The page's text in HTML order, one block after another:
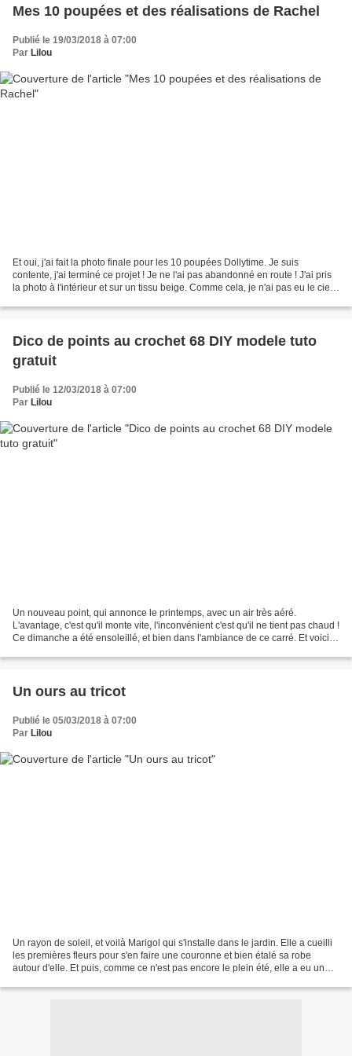
Mes 10 poupées et des réalisations de Rachel
Publié le 19/03/2018 à 07:00
Par Lilou
Et oui, j'ai fait la photo finale pour les 10 poupées Dollytime. Je suis
contente, j'ai terminé ce projet ! Je ne l'ai pas abandonné en route ! J'ai pris
la photo à l'intérieur et sur un tissu beige. Comme cela, je n'ai pas eu le ciel
Dico de points au crochet 68 DIY modele tuto
gratuit
Publié le 12/03/2018 à 07:00
Par Lilou
Un nouveau point, qui annonce le printemps, avec un air très aéré.
L'avantage, c'est qu'il monte vite, l'inconvénient c'est qu'il ne tient pas chaud !
Ce dimanche a été ensoleillé, et bien dans l'ambiance de ce carré. Et voici
Un ours au tricot
Publié le 05/03/2018 à 07:00
Par Lilou
Un rayon de soleil, et voilà Marigol qui s'installe dans le jardin. Elle a cueilli
les premières fleurs pour s'en faire une couronne et bien étalé sa robe
autour d'elle. Et puis, comme ce n'est pas encore le plein été, elle a eu un